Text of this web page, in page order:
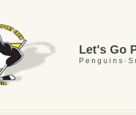
Let's Go
P e n g u i n s · S